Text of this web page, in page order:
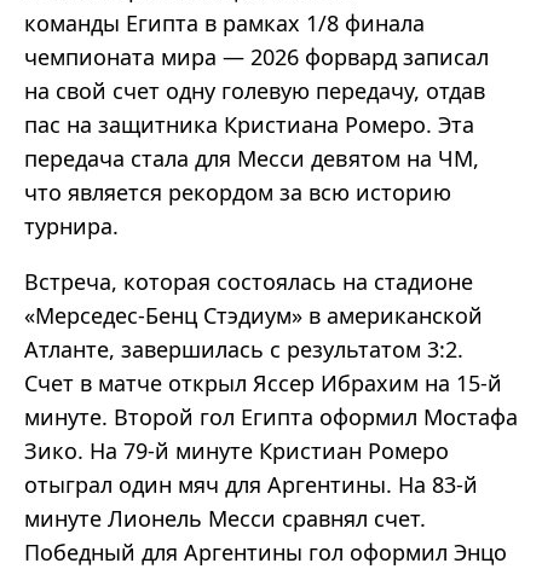
команды Египта в рамках 1/8 финала
чемпионата мира — 2026 форвард записал
на свой счет одну голевую передачу, отдав
пас на защитника Кристиана Ромеро. Эта
передача стала для Месси девятом на ЧМ,
что является рекордом за всю историю
турнира.
Встреча, которая состоялась на стадионе
«Мерседес-Бенц Стэдиум» в американской
Атланте, завершилась с результатом 3:2.
Счет в матче открыл Яссер Ибрахим на 15-й
минуте. Второй гол Египта оформил Мостафа
Зико. На 79-й минуте Кристиан Ромеро
отыграл один мяч для Аргентины. На 83-й
минуте Лионель Месси сравнял счет.
Победный для Аргентины гол оформил Энцо